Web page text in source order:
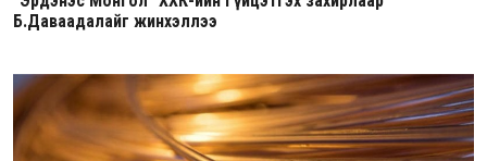
Б.Даваадалайг жинхэллээ